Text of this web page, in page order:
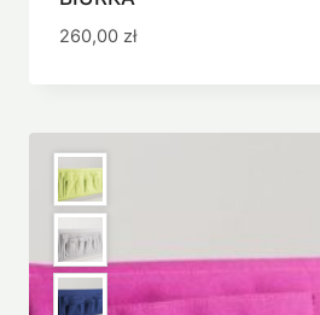
260,00 zł